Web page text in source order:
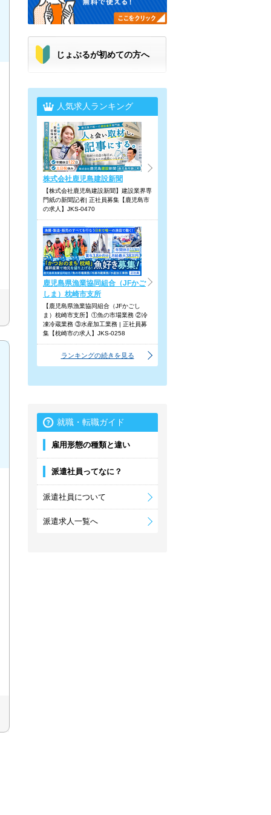
じょぶるが初めての方へ
人気求人ランキング
株式会社鹿児島建設新聞
【株式会社鹿児島建設新聞】建設業界専
門紙の新聞記者| 正社員募集【鹿児島市
の求人】JKS-0470
鹿児島県漁業協同組合（JFかご
しま）枕崎市支所
【鹿児島県漁業協同組合（JFかごし
ま）枕崎市支所】①魚の市場業務 ②冷
凍冷蔵業務 ③水産加工業務 | 正社員募
集【枕崎市の求人】JKS-0258
ランキングの続きを見る
就職・転職ガイド
雇用形態の種類と違い
派遣社員ってなに？
派遣社員について
派遣求人一覧へ